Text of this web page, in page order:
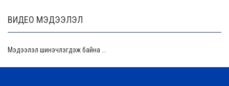
ВИДЕО МЭДЭЭЛЭЛ
Мэдээлэл шинэчлэгдэж байна ...